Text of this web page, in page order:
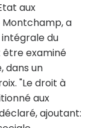
aux
Montchamp, a
du
être examiné
dans un
"Le droit à
aux
ajoutant: